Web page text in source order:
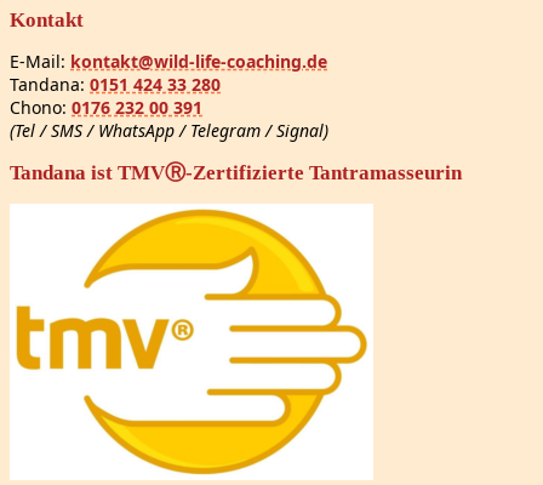
Kontakt
E-Mail: kontakt@wild-life-coaching.de
Tandana: 0151 424 33 280
Chono: 0176 232 00 391
(Tel / SMS / WhatsApp / Telegram / Signal)
Tandana ist TMVⓇ-Zertifizierte Tantramasseurin